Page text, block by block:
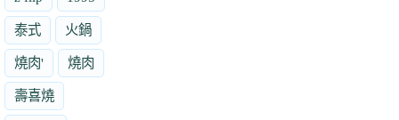
泰式 火鍋
燒肉' 燒肉
壽喜燒